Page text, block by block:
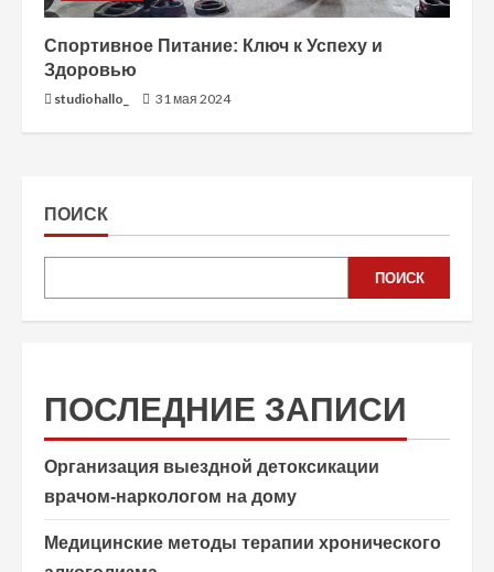
Спортивное Питание: Ключ к Успеху и
Здоровью
studiohallo_ 31 мая 2024
ПОИСК
ПОИСК
ПОСЛЕДНИЕ ЗАПИСИ
Организация выездной детоксикации
врачом-наркологом на дому
Медицинские методы терапии хронического